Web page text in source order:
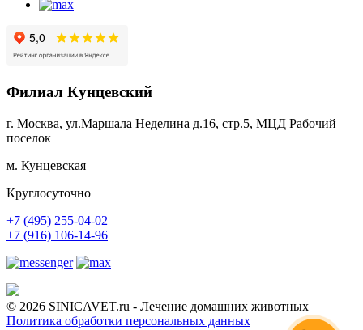
Филиал Кунцевский
г. Москва, ул.Маршала Неделина д.16, стр.5, МЦД Рабочий
поселок
м. Кунцевская
Круглосуточно
+7 (495) 255-04-02
+7 (916) 106-14-96
© 2026 SINICAVET.ru - Лечение домашних животных
Политика обработки персональных данных